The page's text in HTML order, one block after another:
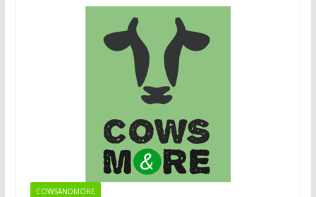
COWSANDMORE